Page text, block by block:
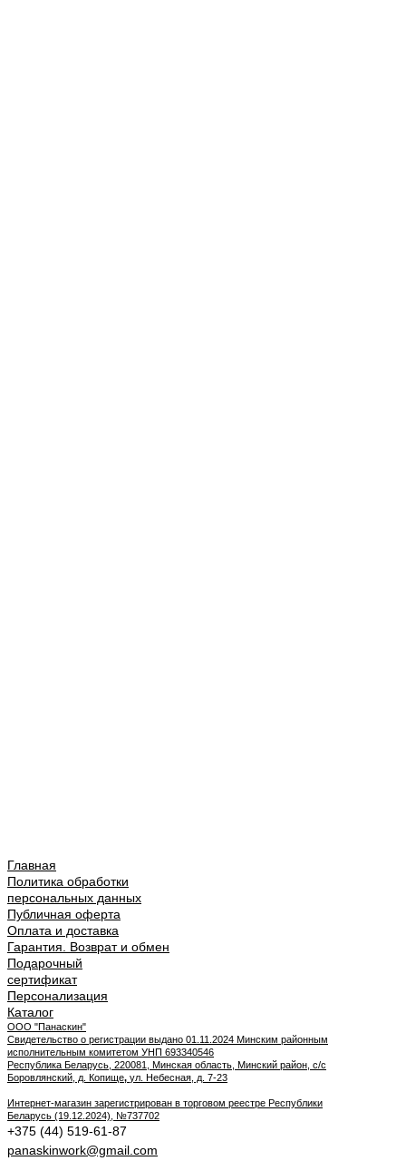
Главная
Политика обработки
персональных данных
Публичная оферта
Оплата и доставка
Гарантия. Возврат и обмен
Подарочный
сертификат
Персонализация
Каталог
ООО "Панаскин"
Свидетельство о регистрации выдано 01.11.2024 Минским районным
исполнительным комитетом УНП 693340546
Республика Беларусь, 220081, Минская область, Минский район, с/с
Боровлянский, д. Копище, ул. Небесная, д. 7-23
Интернет-магазин зарегистрирован в торговом реестре Республики
Беларусь (19.12.2024), №737702
+375 (44) 519-61-87
panaskinwork@gmail.com